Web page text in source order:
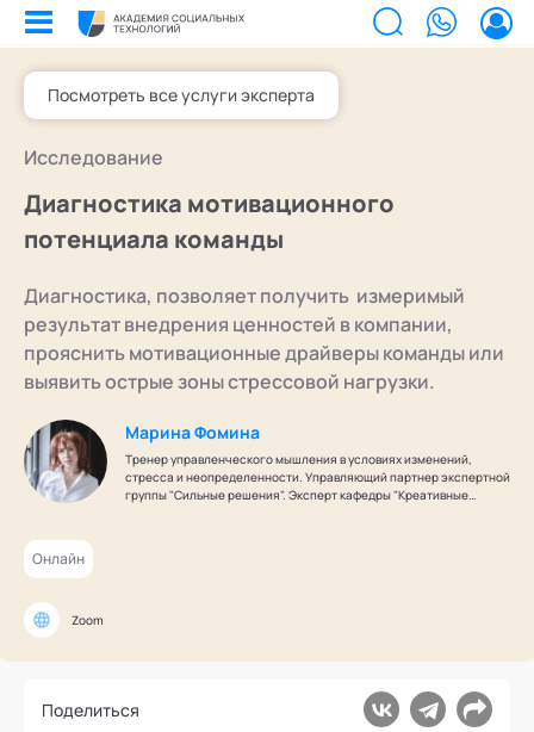
Посмотреть все услуги эксперта
Исследование
Диагностика мотивационного
потенциала команды
Диагностика, позволяет получить измеримый
результат внедрения ценностей в компании,
прояснить мотивационные драйверы команды или
выявить острые зоны стрессовой нагрузки.
Марина Фомина
Тренер управленческого мышления в условиях изменений,
стресса и неопределенности. Управляющий партнер экспертной
группы "Сильные решения". Эксперт кафедры "Креативные
Онлайн
Zoom
Поделиться
Образование
Лента
Услуги
Найти эксперта
Об Академии
Бизнесу
Профессионалам
Приобретенные билеты на мероприятия
Сертификаты, подтверждающие участие в мероприятиях и экспертном
Программы обучения
В этом разделе отображаются программы, на которые вы зачисляетесь/
уже зачислены в качестве слушателя
Заказы услуг
Основное
Добавить фото, изменить контактные данные
Безопасность
Поддержка
Режим работы и тп